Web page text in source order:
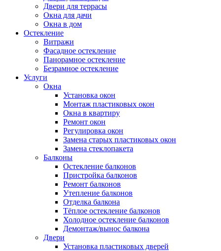
Двери для террасы
Окна для дачи
Окна в дом
Остекление
Витражи
Фасадное остекление
Панорамное остекление
Безрамное остекление
Услуги
Окна
Установка окон
Монтаж пластиковых окон
Окна в квартиру
Ремонт окон
Регулировка окон
Замена старых пластиковых окон
Замена стеклопакета
Балконы
Остекление балконов
Пристройка балконов
Ремонт балконов
Утепление балконов
Отделка балкона
Тёплое остекление балконов
Холодное остекление балконов
Демонтаж/вынос балкона
Двери
Установка пластиковых дверей